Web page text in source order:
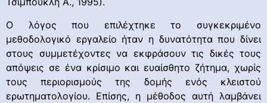
Ο λόγος που επιλέχτηκε το συγκεκριμένο
μεθοδολογικό εργαλείο ήταν η δυνατότητα που δίνει
στους συμμετέχοντες να εκφράσουν τις δικές τους
απόψεις σε ένα κρίσιμο και ευαίσθητο ζήτημα, χωρίς
τους περιορισμούς της δομής ενός κλειστού
ερωτηματολογίου. Επίσης, η μέθοδος αυτή λαμβάνει